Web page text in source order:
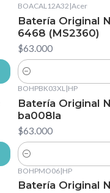
BOACAL12A32 |Acer
Batería Original
6468 (MS2360)
$63.000
Cantidad
BOHPBK03XL|HP
Batería Original
ba008la
$63.000
Cantidad
BOHPMO06|HP
Batería Original